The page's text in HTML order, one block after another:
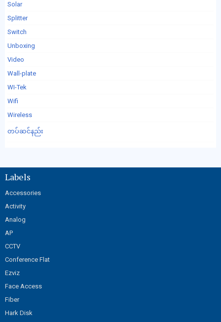
Solar
Splitter
Switch
Unboxing
Video
Wall-plate
WI-Tek
Wifi
Wireless
တပ်ဆင်နည်း
Labels
Accessories
Activity
Analog
AP
CCTV
Conference Flat
Ezviz
Face Access
Fiber
Hark Disk